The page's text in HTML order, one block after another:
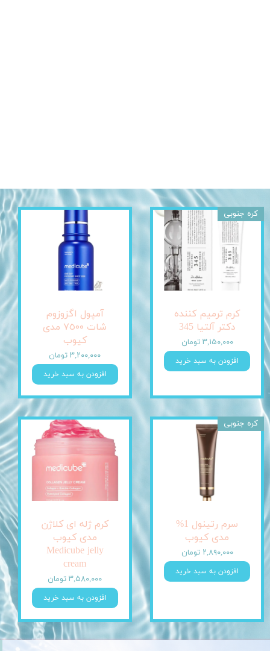
کرم ترمیم کننده
دکتر آلتیا 345
۳,۱۵۰,۰۰۰ تومان
افزودن به سبد خرید
کره جنوبی
آمپول اگزوزوم
شات ٧٥٠٠ مدی
کیوب
۳,۲۰۰,۰۰۰ تومان
افزودن به سبد خرید
سرم رتینول 1%
مدی کیوب
۲,۸۹۰,۰۰۰ تومان
افزودن به سبد خرید
کره جنوبی
کرم ژله ای کلاژن
مدی کیوب
Medicube jelly
cream
۳,۵۸۰,۰۰۰ تومان
افزودن به سبد خرید